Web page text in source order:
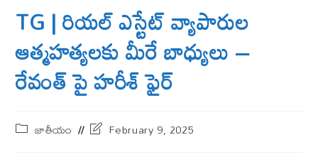
TG | రియల్ ఎస్టేట్‌ వ్యాపారుల
ఆత్మహత్యలకు మీరే బాధ్యులు –
రేవంత్ పై హరీశ్ ఫైర్
జాతీయం February 9, 2025